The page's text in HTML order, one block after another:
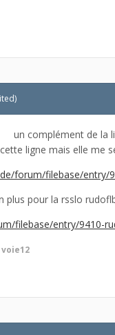
complément de la
ligne mais elle me
forum/filebase/entry/
plus pour la rsslo
filebase/entry/9410-
voie12